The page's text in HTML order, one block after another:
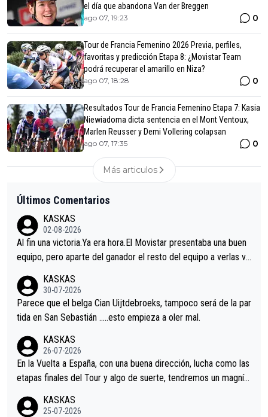
el día que abandona Van der Breggen
ago 07, 19:23 0
Tour de Francia Femenino 2026 Previa, perfiles,
favoritas y predicción Etapa 8: ¿Movistar Team
podrá recuperar el amarillo en Niza?
ago 07, 18:28 0
Resultados Tour de Francia Femenino Etapa 7: Kasia
Niewiadoma dicta sentencia en el Mont Ventoux,
Marlen Reusser y Demi Vollering colapsan
ago 07, 17:35 0
Más articulos
Últimos Comentarios
KASKAS
02-08-2026
Al fin una victoria.Ya era hora.El Movistar presentaba una buen
equipo, pero aparte del ganador el resto del equipo a verlas ve
s.La única buena noticia es la mejoría de Enric Más en San Seb
astian.Si en la Vuelta a Burgos sigue la mejoría, podríamos ten
er alguna sorpresa en la Vuelta.Ojalá.
KASKAS
30-07-2026
Parece que el belga Cian Uijtdebroeks, tampoco será de la par
tida en San Sebastián …..esto empieza a oler mal.
KASKAS
26-07-2026
En la Vuelta a España, con una buena dirección, lucha como las
etapas finales del Tour y algo de suerte, tendremos un magnífi
KASKAS
25-07-2026